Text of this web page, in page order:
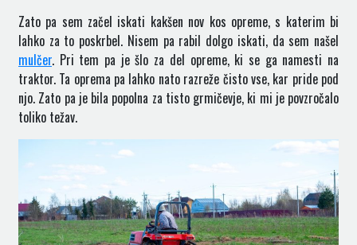
Zato pa sem začel iskati kakšen nov kos opreme, s katerim bi
lahko za to poskrbel. Nisem pa rabil dolgo iskati, da sem našel
mulčer. Pri tem pa je šlo za del opreme, ki se ga namesti na
traktor. Ta oprema pa lahko nato razreže čisto vse, kar pride pod
njo. Zato pa je bila popolna za tisto grmičevje, ki mi je povzročalo
toliko težav.